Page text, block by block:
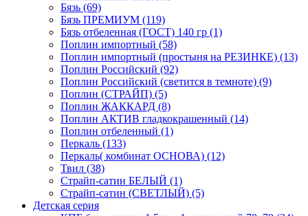
Бязь (69)
Бязь ПРЕМИУМ (119)
Бязь отбеленная (ГОСТ) 140 гр (1)
Поплин импортный (58)
Поплин импортный (простыня на РЕЗИНКЕ) (13)
Поплин Российский (92)
Поплин Российский (светится в темноте) (9)
Поплин (СТРАЙП) (5)
Поплин ЖАККАРД (8)
Поплин АКТИВ гладкокрашенный (14)
Поплин отбеленный (1)
Перкаль (133)
Перкаль( комбинат ОСНОВА) (12)
Твил (38)
Страйп-сатин БЕЛЫЙ (1)
Страйп-сатин (СВЕТЛЫЙ) (5)
Детская серия